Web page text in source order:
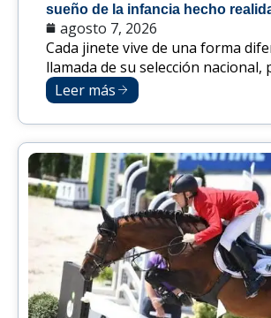
sueño de la infancia hecho
agosto 7, 2026
Cada jinete vive de una forma
llamada de su selección nacional,
Leer más